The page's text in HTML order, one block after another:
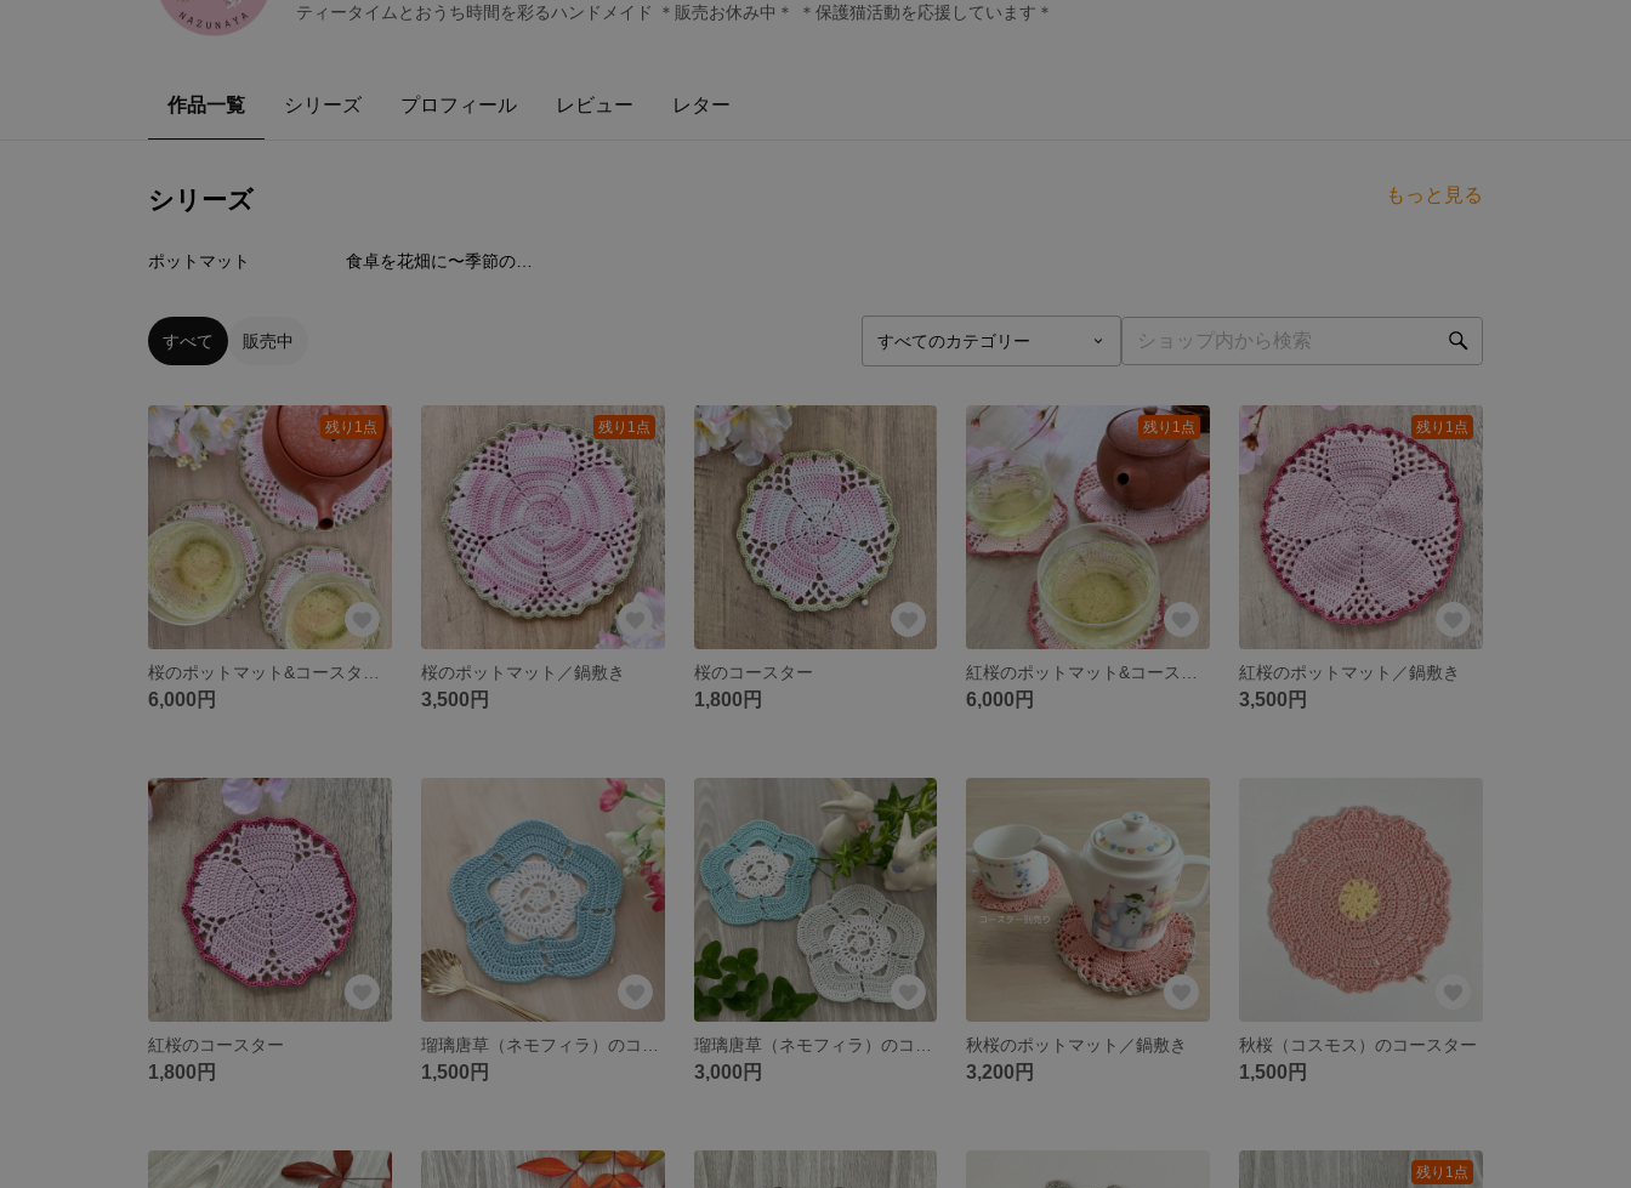
ティータイムとおうち時間を彩るハンドメイド ＊販売お休み中＊ ＊保護猫活動を応援しています＊
作品一覧 シリーズ プロフィール レビュー レター
シリーズ もっと見る
ポットマット
すべて 販売中
残り1点
6,000円
残り1点
桜のポットマット／鍋敷き
3,500円
桜のコースター
1,800円
残り1点
6,000円
残り1点
紅桜のポットマット／鍋敷き
3,500円
紅桜のコースター
1,800円 1,500円 3,000円
秋桜のポットマット／鍋敷き
3,200円
秋桜（コスモス）のコースター
1,500円
残り1点